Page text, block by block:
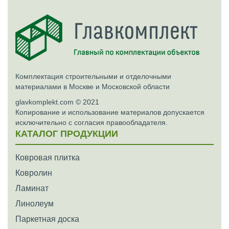
Комплектация строительными и отделочными
материалами в Москве и Московской области
glavkomplekt.com © 2021
Копирование и использование материалов допускается
исключительно с согласия правообладателя.
КАТАЛОГ ПРОДУКЦИИ
Ковровая плитка
Ковролин
Ламинат
Линолеум
Паркетная доска